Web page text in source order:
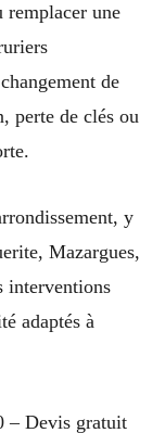
remplacer une
de
perte de clés ou
y
Mazargues,
interventions
adaptés à
– Devis gratuit